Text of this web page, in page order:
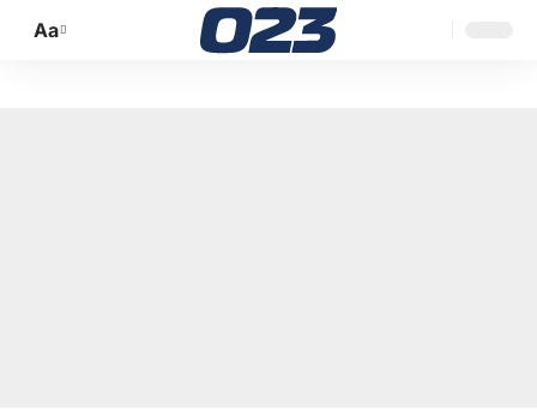
Promijeni
Aa